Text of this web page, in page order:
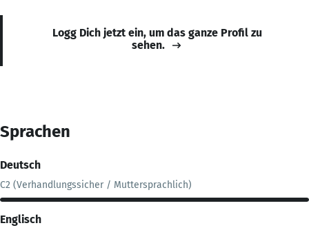
Logg Dich jetzt ein, um das ganze Profil zu
sehen.
Sprachen
Deutsch
C2 (Verhandlungssicher / Muttersprachlich)
Englisch